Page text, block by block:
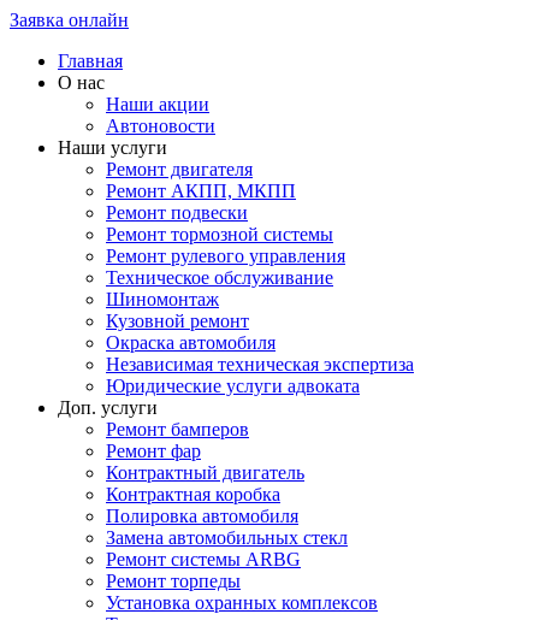
Заявка онлайн
Главная
О нас
Наши акции
Автоновости
Наши услуги
Ремонт двигателя
Ремонт АКПП, МКПП
Ремонт подвески
Ремонт тормозной системы
Ремонт рулевого управления
Техническое обслуживание
Шиномонтаж
Кузовной ремонт
Окраска автомобиля
Независимая техническая экспертиза
Юридические услуги адвоката
Доп. услуги
Ремонт бамперов
Ремонт фар
Контрактный двигатель
Контрактная коробка
Полировка автомобиля
Замена автомобильных стекл
Ремонт системы ARBG
Ремонт торпеды
Установка охранных комплексов